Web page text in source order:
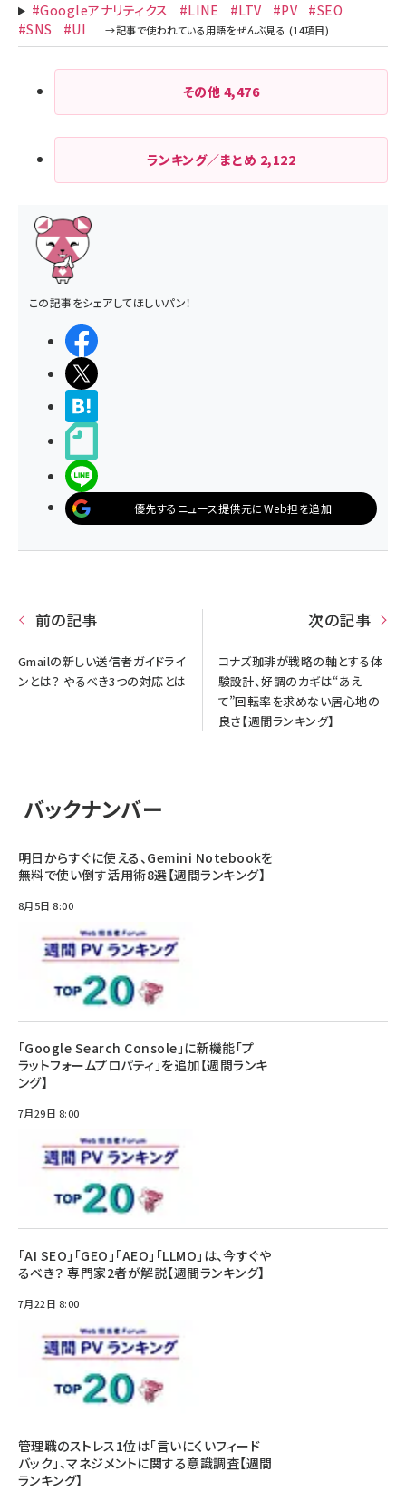
#Googleアナリティクス #LINE #LTV #PV
#SEO
#SNS
#UI
その他 4,476
ランキング／まとめ 2,122
この記事をシェアしてほしいパン！
優先するニュース提供元にWeb担を追加
前の記事
Gmailの新しい送信者ガイドライ
ンとは？ やるべき3つの対応とは
次の記事
コナズ珈琲が戦略の軸とする体
験設計、好調のカギは“あえ
て”回転率を求めない居心地の
良さ【週間ランキング】
バックナンバー
明日からすぐに使える、Gemini Notebookを
無料で使い倒す活用術8選【週間ランキング】
8月5日 8:00
「Google Search Console」に新機能「プ
ラットフォームプロパティ」を追加【週間ランキ
ング】
7月29日 8:00
「AI SEO」「GEO」「AEO」「LLMO」は、今すぐや
るべき？ 専門家2者が解説【週間ランキング】
7月22日 8:00
管理職のストレス1位は「言いにくいフィード
バック」、マネジメントに関する意識調査【週間
ランキング】